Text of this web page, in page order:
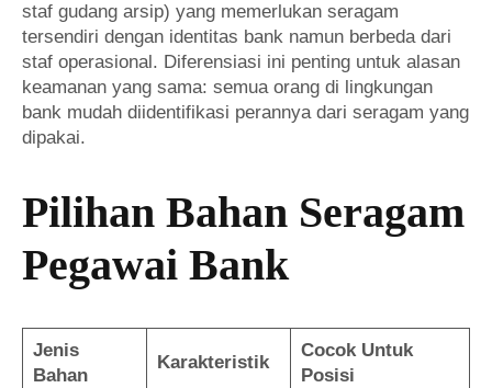
staf gudang arsip) yang memerlukan seragam
tersendiri dengan identitas bank namun berbeda dari
staf operasional. Diferensiasi ini penting untuk alasan
keamanan yang sama: semua orang di lingkungan
bank mudah diidentifikasi perannya dari seragam yang
dipakai.
Pilihan Bahan Seragam
Pegawai Bank
Jenis
Bahan
Karakteristik
Cocok Untuk
Posisi